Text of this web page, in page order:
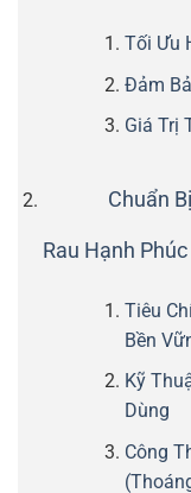
Tối Ưu
Đảm
Giá Trị
Chuẩn
Rau Hạnh Phúc
Tiêu
Bền
Kỹ
Dùng
Công